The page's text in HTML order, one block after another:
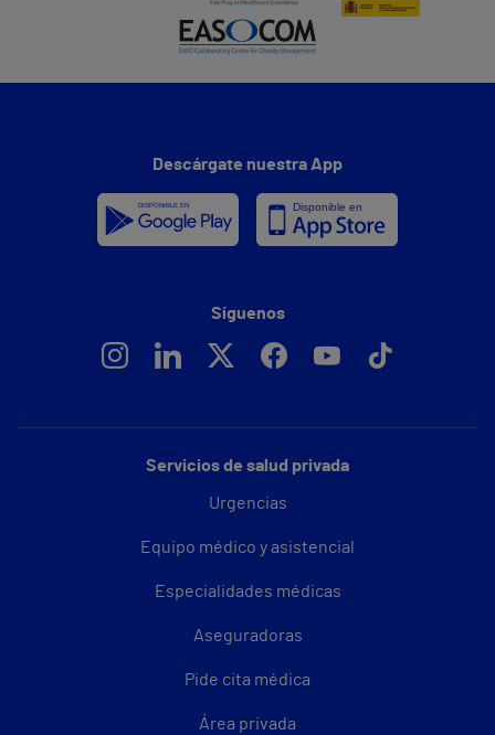
Servicios de salud privada
Urgencias
Equipo médico y asistencial
Especialidades médicas
Aseguradoras
Pide cita médica
Área privada
Descárgate nuestra App
Síguenos